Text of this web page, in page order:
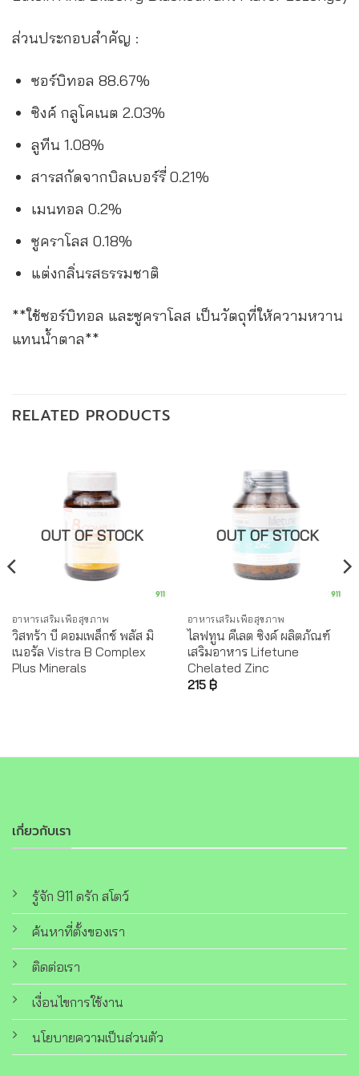
ส่วนประกอบสำคัญ :
ซอร์บิทอล 88.67%
ซิงค์ กลูโคเนต 2.03%
ลูทีน 1.08%
สารสกัดจากบิลเบอร์รี่ 0.21%
เมนทอล 0.2%
ซูคราโลส 0.18%
แต่งกลิ่นรสธรรมชาติ
**ใช้ซอร์บิทอล และซูคราโลส เป็นวัตถุที่ให้ความหวาน
แทนน้ำตาล**
RELATED PRODUCTS
OUT OF STOCK
อาหารเสริมเพื่อสุขภาพ
วิสทร้า บี คอมเพล็กช์ พลัส มิ
เนอรัล Vistra B Complex
Plus Minerals
OUT OF STOCK
อาหารเสริมเพื่อสุขภาพ
ไลฟทูน คีเลต ซิงค์ ผลิตภัณฑ์
เสริมอาหาร Lifetune
Chelated Zinc
215 ฿
เกี่ยวกับเรา
รู้จัก 911 ดรัก สโตว์
ค้นหาที่ตั้งของเรา
ติดต่อเรา
เงื่อนไขการใช้งาน
นโยบายความเป็นส่วนตัว